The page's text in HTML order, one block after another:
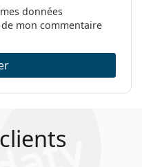
55
données
mon commentaire